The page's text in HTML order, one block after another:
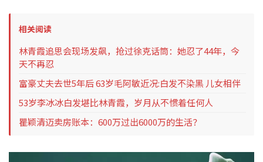
相关阅读
林青霞追思会现场发飙，抢过徐克话筒：她忍了44年，今
天不再忍
富豪丈夫去世5年后 63岁毛阿敏近况:白发不染黑 儿女相伴
53岁李冰冰白发堪比林青霞，岁月从不惯着任何人
瞿颖清迈卖房账本：600万过出6000万的生活？